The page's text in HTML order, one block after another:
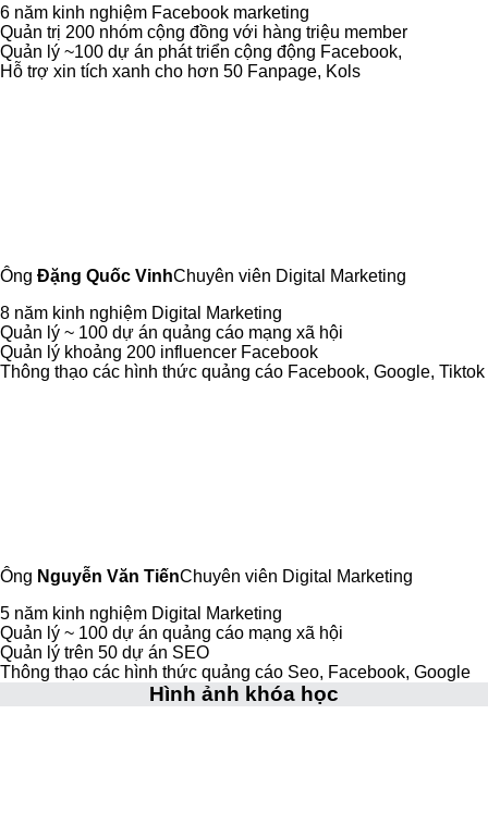
6 năm kinh nghiệm Facebook marketing
Quản trị 200 nhóm cộng đồng với hàng triệu member
Quản lý ~100 dự án phát triển cộng động Facebook,
Hỗ trợ xin tích xanh cho hơn 50 Fanpage, Kols
Ông Đặng Quốc VinhChuyên viên Digital Marketing
8 năm kinh nghiệm Digital Marketing
Quản lý ~ 100 dự án quảng cáo mạng xã hội
Quản lý khoảng 200 influencer Facebook
Thông thạo các hình thức quảng cáo Facebook, Google, Tiktok
Ông Nguyễn Văn TiếnChuyên viên Digital Marketing
5 năm kinh nghiệm Digital Marketing
Quản lý ~ 100 dự án quảng cáo mạng xã hội
Quản lý trên 50 dự án SEO
Thông thạo các hình thức quảng cáo Seo, Facebook, Google
Hình ảnh khóa học